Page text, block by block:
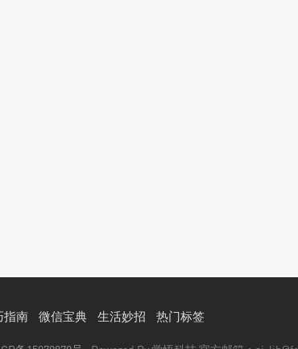
指南 微信宝典 生活妙招 热门标签